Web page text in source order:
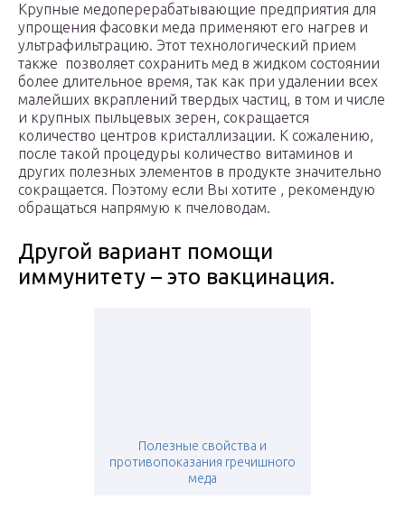
Крупные медоперерабатывающие предприятия для
упрощения фасовки меда применяют его нагрев и
ультрафильтрацию. Этот технологический прием
также позволяет сохранить мед в жидком состоянии
более длительное время, так как при удалении всех
малейших вкраплений твердых частиц, в том и числе
и крупных пыльцевых зерен, сокращается
количество центров кристаллизации. К сожалению,
после такой процедуры количество витаминов и
других полезных элементов в продукте значительно
сокращается. Поэтому если Вы хотите , рекомендую
обращаться напрямую к пчеловодам.
Другой вариант помощи
иммунитету – это вакцинация.
Полезные свойства и
противопоказания гречишного
меда